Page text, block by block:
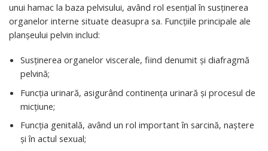
unui hamac la baza pelvisului, având rol esențial în susținerea
organelor interne situate deasupra sa. Funcțiile principale ale
planșeului pelvin includ:
Susținerea organelor viscerale, fiind denumit și diafragmă
pelvină;
Funcția urinară, asigurând continența urinară și procesul de
micțiune;
Funcția genitală, având un rol important în sarcină, naștere
și în actul sexual;